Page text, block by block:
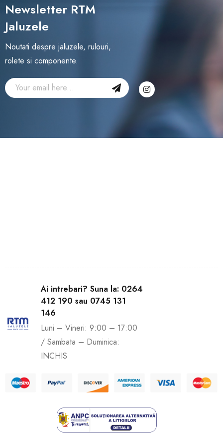
Newsletter RTM
Jaluzele
Noutati despre jaluzele, rulouri,
rolete si componente.
Ai intrebari? Suna la: 0264
412 190 sau 0745 131
146
Luni – Vineri: 9:00 – 17:00
/ Sambata – Duminica:
INCHIS